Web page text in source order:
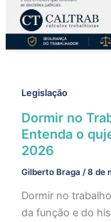
Legislação
Dormir no
Entenda o
2026
Gilberto Braga /8 de
Dormir no
da função e do